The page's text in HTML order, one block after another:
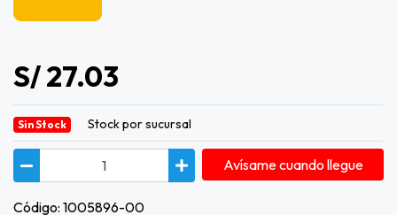
S/ 27.03
Sin Stock Stock por sucursal
Avísame cuando llegue
Código: 1005896-00